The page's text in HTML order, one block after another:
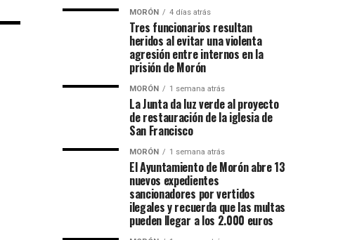
MORÓN 4 días atrás
Tres funcionarios resultan
heridos al evitar una violenta
agresión entre internos en la
prisión de Morón
MORÓN 1 semana atrás
La Junta da luz verde al proyecto
de restauración de la iglesia de
San Francisco
MORÓN 1 semana atrás
El Ayuntamiento de Morón abre 13
nuevos expedientes
sancionadores por vertidos
ilegales y recuerda que las multas
pueden llegar a los 2.000 euros